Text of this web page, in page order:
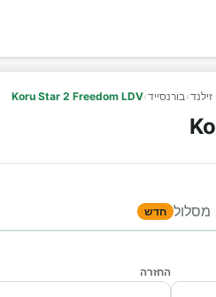
זילנד›בורנסייד›
Koru Star 2 Freedom LDV
מסלול חדש
החזרה